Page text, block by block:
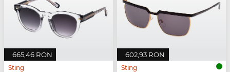
665,46 RON
Sting
602,93 RON
Sting